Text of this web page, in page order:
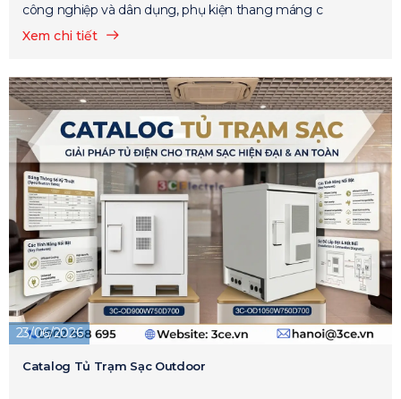
công nghiệp và dân dụng, phụ kiện thang máng c
Xem chi tiết
23/06/2026
Catalog Tủ Trạm Sạc Outdoor